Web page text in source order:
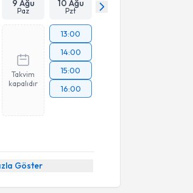
9 Ağu
Paz
10 Ağu
Pzt
Takvim
kapalıdır
13:00
14:00
15:00
16:00
Göster